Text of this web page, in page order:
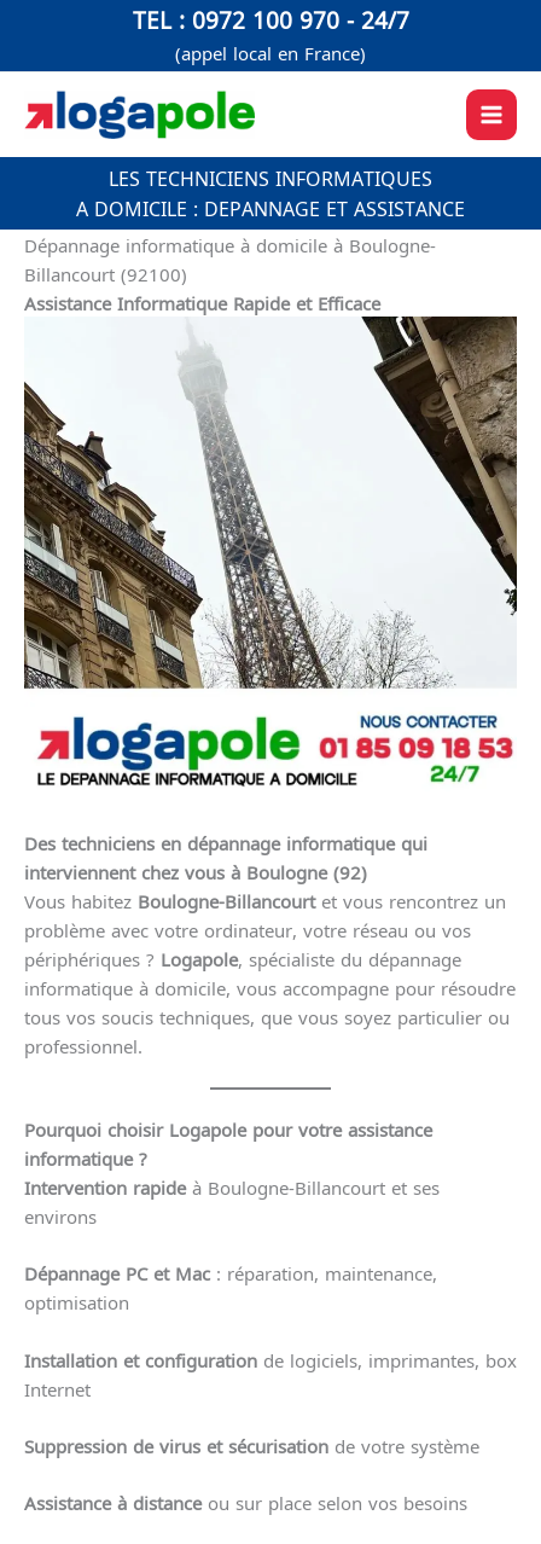
contenu
TEL : 0972 100 970 - 24/7
(appel local en France)
LES TECHNICIENS INFORMATIQUES
A DOMICILE : DEPANNAGE ET ASSISTANCE
Dépannage informatique à domicile à Boulogne-
Billancourt (92100)
Assistance Informatique Rapide et Efficace
Des techniciens en dépannage informatique qui
interviennent chez vous à Boulogne (92)
Vous habitez Boulogne-Billancourtet vous rencontrez un
problème avec votre ordinateur, votre réseau ou vos
périphériques ? Logapole, spécialiste du dépannage
informatique à domicile, vous accompagne pour résoudre
tous vos soucis techniques, que vous soyez particulier ou
professionnel.
Pourquoi choisir Logapole pour votre assistance
informatique ?
Intervention rapideà Boulogne-Billancourt et ses
environs
Dépannage PC et Mac : réparation, maintenance,
optimisation
Installation et configuration de logiciels, imprimantes, box
Internet
Suppression de virus et sécurisation de votre système
Assistance à distanceou sur place selon vos besoins